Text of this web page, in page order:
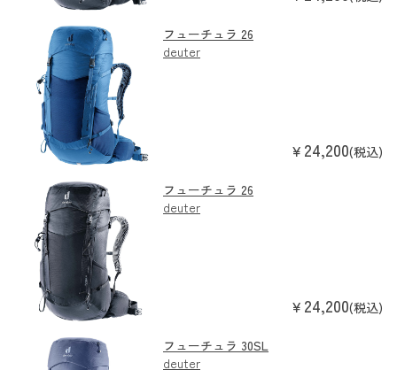
フューチュラ 26
deuter
￥ 24,200(税込)
フューチュラ 26
deuter
￥ 24,200(税込)
フューチュラ 30SL
deuter